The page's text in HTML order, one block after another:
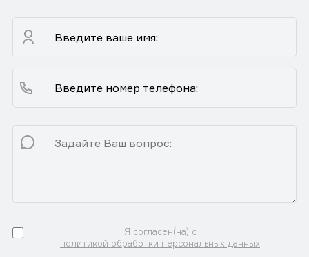
Я согласен(на) с
политикой обработки персональных данных